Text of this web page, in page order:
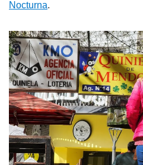
Nocturna.